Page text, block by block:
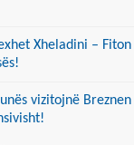
Xheladini –
vizitojnë